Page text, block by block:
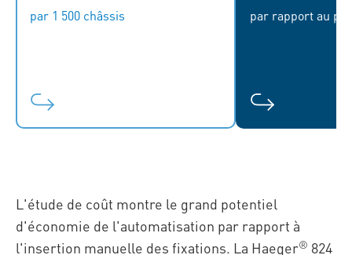
par 1 500 châssis par rapport au
L'étude de coût montre le grand potentiel
d'économie de l'automatisation par rapport à
l'insertion manuelle des fixations. La Haeger® 824